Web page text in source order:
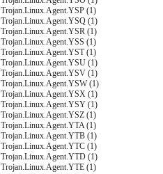
Trojan.Linux.Agent.YSP (1)
Trojan.Linux.Agent.YSQ (1)
Trojan.Linux.Agent.YSR (1)
Trojan.Linux.Agent.YSS (1)
Trojan.Linux.Agent.YST (1)
Trojan.Linux.Agent.YSU (1)
Trojan.Linux.Agent.YSV (1)
Trojan.Linux.Agent.YSW (1)
Trojan.Linux.Agent.YSX (1)
Trojan.Linux.Agent.YSY (1)
Trojan.Linux.Agent.YSZ (1)
Trojan.Linux.Agent.YTA (1)
Trojan.Linux.Agent.YTB (1)
Trojan.Linux.Agent.YTC (1)
Trojan.Linux.Agent.YTD (1)
Trojan.Linux.Agent.YTE (1)